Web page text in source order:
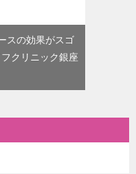
スの効果がスゴ
クリニック銀座